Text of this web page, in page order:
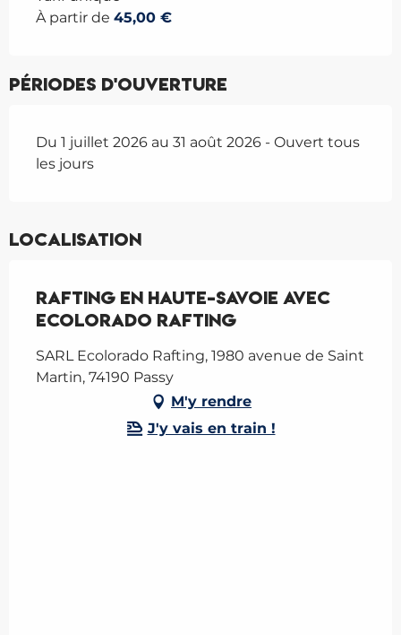
À partir de 45,00 €
Périodes d'ouverture
Du 1 juillet 2026 au 31 août 2026 - Ouvert tous
les jours
Localisation
Rafting en Haute-Savoie avec
Ecolorado Rafting
SARL Ecolorado Rafting, 1980 avenue de Saint
Martin, 74190 Passy
M'y rendre
J'y vais en train !